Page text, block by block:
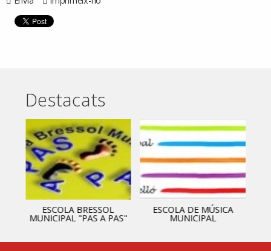
Destacats
ESCOLA BRESSOL
MUNICIPAL "PAS A PAS"
ESCOLA DE MÚSICA
MUNICIPAL